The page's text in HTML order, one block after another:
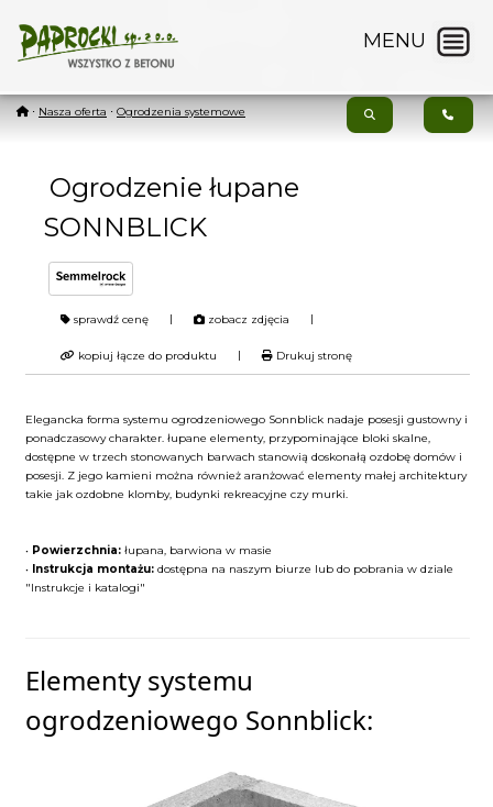
MENU
⋅ Nasza oferta ⋅ Ogrodzenia systemowe
Ogrodzenie łupane
SONNBLICK
sprawdź cenę | zobacz zdjęcia |
kopiuj łącze do produktu | Drukuj stronę
Elegancka forma systemu ogrodzeniowego Sonnblick nadaje posesji gustowny i
ponadczasowy charakter. łupane elementy, przypominające bloki skalne,
dostępne w trzech stonowanych barwach stanowią doskonałą ozdobę domów i
posesji. Z jego kamieni można również aranżować elementy małej architektury
takie jak ozdobne klomby, budynki rekreacyjne czy murki.
• Powierzchnia: łupana, barwiona w masie
• Instrukcja montażu: dostępna na naszym biurze lub do pobrania w dziale
"Instrukcje i katalogi"
Elementy systemu
ogrodzeniowego Sonnblick: